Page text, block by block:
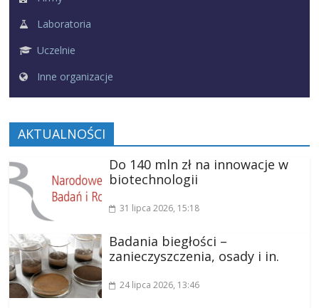
Laboratoria
Uczelnie
Inne organizacje
AKTUALNOŚCI
Do 140 mln zł na innowacje w
biotechnologii
31 lipca 2026, 15:18
Badania biegłości –
zanieczyszczenia, osady i in.
24 lipca 2026, 13:46